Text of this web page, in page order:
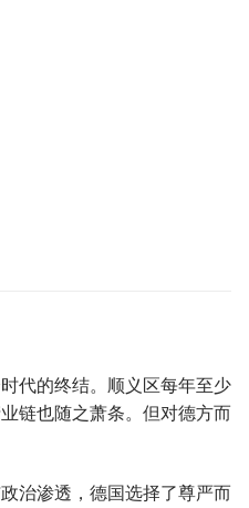
代的终结。顺义区每年至少
链也随之萧条。但对德方而
治渗透，德国选择了尊严而